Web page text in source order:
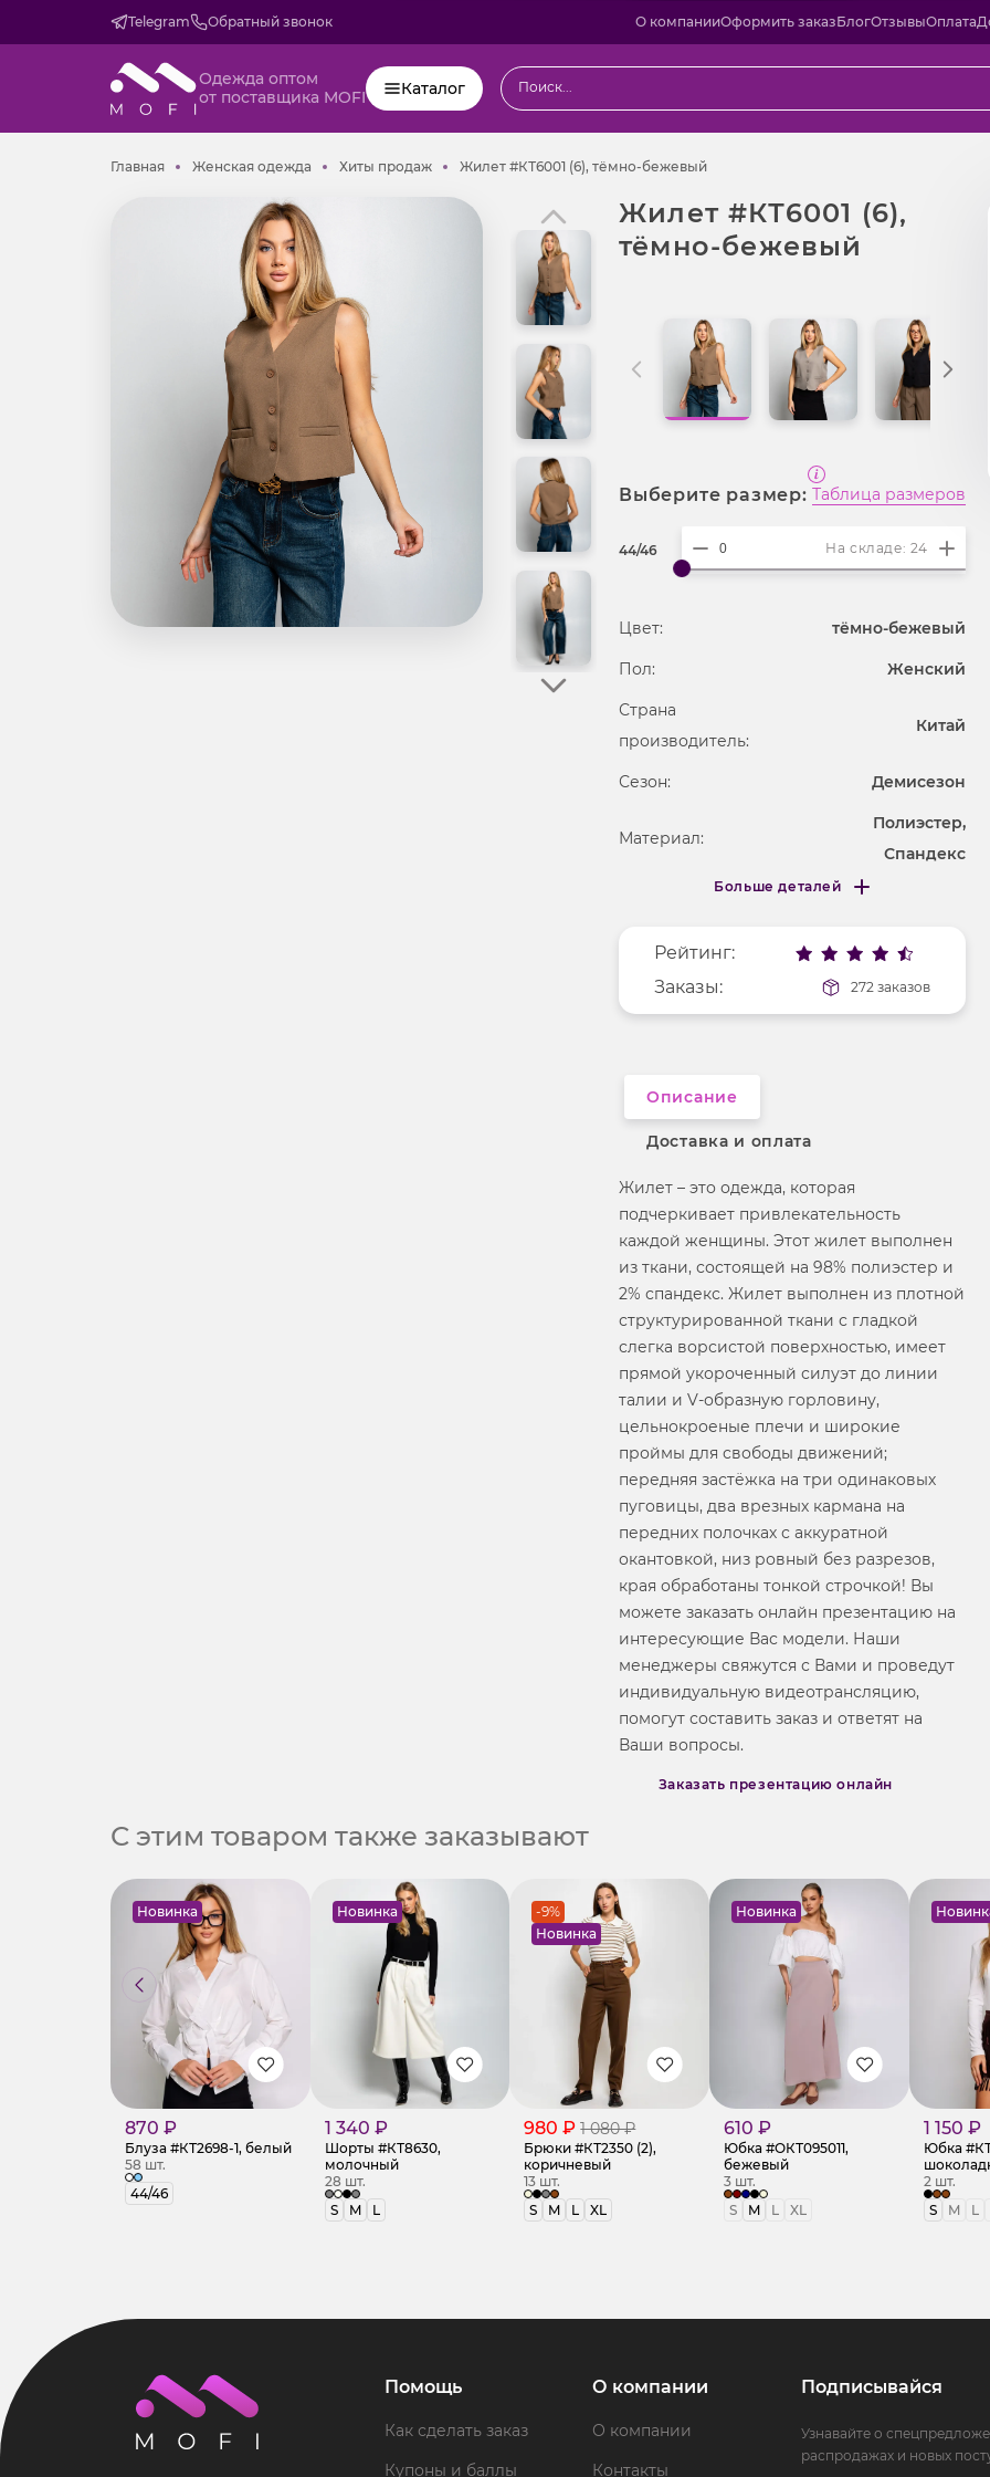
Telegram Обратный звонок О компанииОформить заказБлогОтзывыОплата
Одежда оптом
от поставщика MOFI
Каталог
ГлавнаяГлавнаяЖенская одежда Женская одежда
Хиты продажХиты продаж
Жилет #КТ6001 (6), тёмно-бежевыйЖилет #КТ6001 (6), тёмно-бежевый
Жилет #КТ6001 (6),
тёмно-бежевый
Выберите размер: Таблица размеров
44/46 На складе: 24
Цвет: тёмно-бежевый
Пол: Женский
Страна
производитель:
Китай
Сезон: Демисезон
Материал:
Полиэстер,
Спандекс
укороченный
Фактура материала
Больше деталей
Меньше деталей
Рейтинг:
Заказы:
272 заказов
Описание
Доставка и оплата
Жилет – это одежда, которая
подчеркивает привлекательность
каждой женщины. Этот жилет выполнен
из ткани, состоящей на 98% полиэстер и
2% спандекс. Жилет выполнен из плотной
структурированной ткани с гладкой
слегка ворсистой поверхностью, имеет
прямой укороченный силуэт до линии
талии и V‑образную горловину,
цельнокроеные плечи и широкие
проймы для свободы движений;
передняя застёжка на три одинаковых
пуговицы, два врезных кармана на
передних полочках с аккуратной
окантовкой, низ ровный без разрезов,
края обработаны тонкой строчкой! Вы
можете заказать онлайн презентацию на
интересующие Вас модели. Наши
менеджеры свяжутся с Вами и проведут
индивидуальную видеотрансляцию,
помогут составить заказ и ответят на
Ваши вопросы.
Заказать презентацию онлайн
С этим товаром также заказывают
Новинка
870 ₽
Блуза #КТ2698-1, белый
58 шт.
44/46
Новинка
1 340 ₽
Шорты #КТ8630,
молочный
28 шт.
S
M L
-9%
Новинка
980 ₽ 1 080 ₽
Брюки #КТ2350 (2),
коричневый
13 шт.
S
M L XL
Новинка
610 ₽
Юбка #ОКТ095011,
бежевый
3 шт.
S
M L XL
1 150 ₽
Юбка
2 шт.
S
M L
Помощь
Как сделать заказ
Купоны и баллы
О компании
О компании
Контакты
Подписывайся
Узнавайте о
распродажах и новых